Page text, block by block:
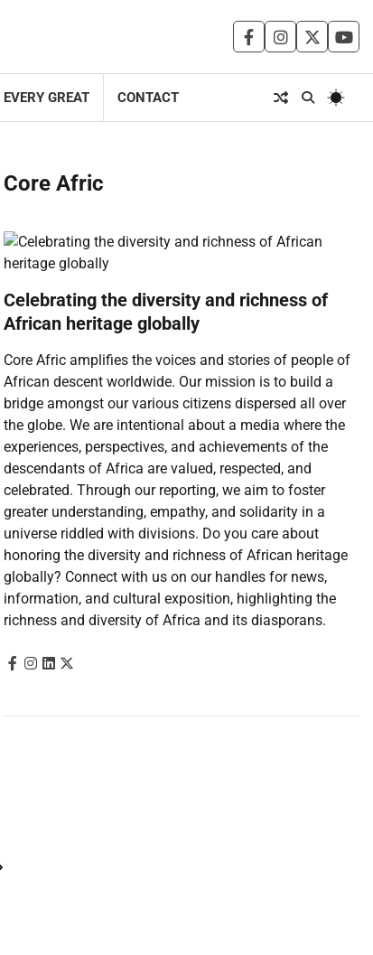
facebookinstagram
twitter
EVERY GREAT CONTACT
Core Afric
Celebrating the diversity and richness of
African heritage globally
Core Afric amplifies the voices and stories of people of
African descent worldwide. Our mission is to build a
bridge amongst our various citizens dispersed all over
the globe. We are intentional about a media where the
experiences, perspectives, and achievements of the
descendants of Africa are valued, respected, and
celebrated. Through our reporting, we aim to foster
greater understanding, empathy, and solidarity in a
universe riddled with divisions. Do you care about
honoring the diversity and richness of African heritage
globally? Connect with us on our handles for news,
information, and cultural exposition, highlighting the
richness and diversity of Africa and its diasporans.